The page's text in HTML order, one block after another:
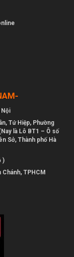
Nội
Tứ Hiệp, Phường
là Lô BT1 – Ô số
Sở, Thành phố Hà
)
Chánh, TPHCM